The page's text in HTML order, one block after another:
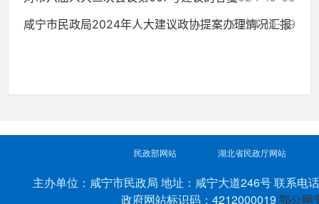
咸宁市民政局2024年人大建议政协提案办理情况汇报
2024-10-09